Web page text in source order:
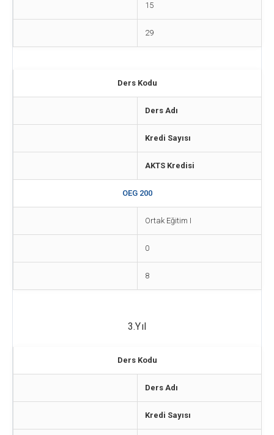
15
29
Ders Kodu
Ders Adı
Kredi Sayısı
AKTS Kredisi
OEG 200
Ortak Eğitim I
0
8
3.Yıl
Ders Kodu
Ders Adı
Kredi Sayısı